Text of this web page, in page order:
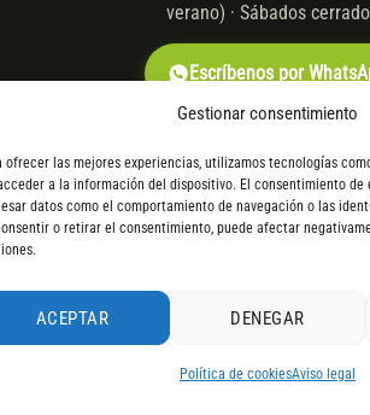
Gestionar consentimiento
ofrecer las mejores experiencias, utilizamos tecnologías
a la información del dispositivo. El consentimiento de
datos como el comportamiento de navegación o las
o retirar el consentimiento, puede afectar
ACEPTAR DENEGAR
Política de cookiesAviso legal
verano) · Sábados cerrado
Escríbenos por
Consulta todos los detallespor WhatsApp.
posible servir el producto, se devuelve el importe
equivalentes o superiores.